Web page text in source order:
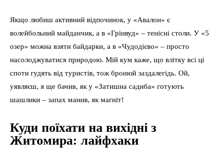
Якщо любиш активний відпочинок, у «Авалон» є
волейбольний майданчик, а в «Грінвуд» – тенісні столи. У «5
озер» можна взяти байдарки, а в «Чудодієво» – просто
насолоджуватися природою. Мій кум каже, що влітку всі ці
споти гудять від туристів, тож бронюй заздалегідь. Ой,
уявляєш, я ще бачив, як у «Затишна садиба» готують
шашлики – запах манив, як магніт!
Куди поїхати на вихідні з
Житомира: лайфхаки